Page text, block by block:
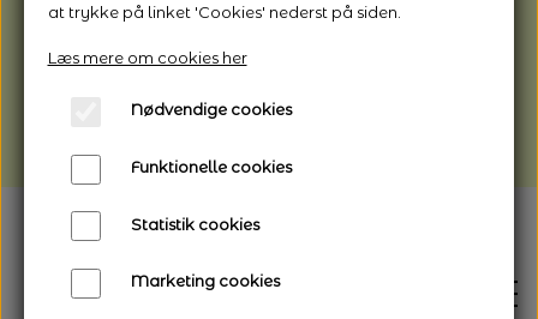
*Webshoppen er åben og sender hele
afhentning
Vi gør opmærksom på, at der kan være lidt
længere leveringstid
at trykke på linket 'Cookies' nederst på siden.
Læs mere om cookies her
Nødvendige cookies
Funktionelle cookies
Statistik cookies
Marketing cookies